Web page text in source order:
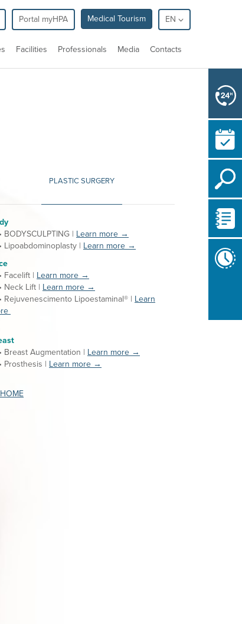
Portal myHPA Medical Tourism EN
Facilities Professionals Media Contacts
PLASTIC SURGERY
| Learn more →
| Learn more →
| Learn more →
Lift | Learn more →
Lipoestaminal® | Learn
Augmentation | Learn more →
| Learn more →